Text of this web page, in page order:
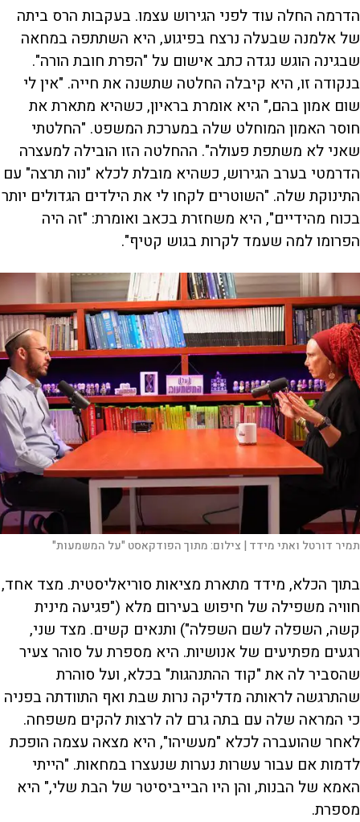
הדרמה החלה עוד לפני הגירוש עצמו. בעקבות הרס ביתה
של אלמנה שבעלה נרצח בפיגוע, היא השתתפה במחאה
שבגינה הוגש נגדה כתב אישום על "הפרת חובת הורה".
בנקודה זו, היא קיבלה החלטה שתשנה את חייה. "אין לי
שום אמון בהם," היא אומרת בראיון, כשהיא מתארת את
חוסר האמון המוחלט שלה במערכת המשפט. "החלטתי
שאני לא משתפת פעולה". ההחלטה הזו הובילה למעצרה
הדרמטי בערב הגירוש, כשהיא מובלת לכלא "נוה תרצה" עם
התינוקת שלה. "השוטרים לקחו לי את הילדים הגדולים יותר
בכוח מהידיים", היא משחזרת בכאב ואומרת: "זה היה
הפרומו למה שעמד לקרות בגוש קטיף".
תמיר דורטל ואתי מידד | צילום:מתוך הפודקאסט "על המשמעות"
בתוך הכלא, מידד מתארת מציאות סוריאליסטית. מצד אחד,
חוויה משפילה של חיפוש בעירום מלא ("פגיעה מינית
קשה, השפלה לשם השפלה") ותנאים קשים. מצד שני,
רגעים מפתיעים של אנושיות. היא מספרת על סוהר צעיר
שהסביר לה את "קוד ההתנהגות" בכלא, ועל סוהרת
שהתרגשה לראותה מדליקה נרות שבת ואף התוודתה בפניה
כי המראה שלה עם בתה גרם לה לרצות להקים משפחה.
לאחר שהועברה לכלא "מעשיהו", היא מצאה עצמה הופכת
לדמות אם עבור עשרות נערות שנעצרו במחאות. "הייתי
האמא של הבנות, והן היו הבייביסיטר של הבת שלי," היא
מספרת.